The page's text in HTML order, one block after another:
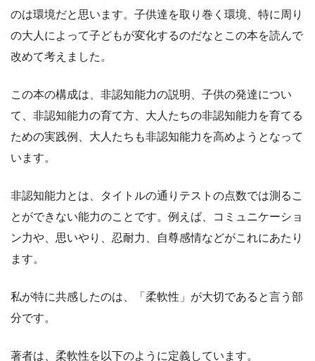
のは環境だと思います。子供達を取り巻く環境、特に周り
の大人によって子どもが変化するのだなとこの本を読んで
改めて考えました。
この本の構成は、非認知能力の説明、子供の発達につい
て、非認知能力の育て方、大人たちの非認知能力を育てる
ための実践例、大人たちも非認知能力を高めようとなって
います。
非認知能力とは、タイトルの通りテストの点数では測るこ
とができない能力のことです。例えば、コミュニケーショ
ン力や、思いやり、忍耐力、自尊感情などがこれにあたり
ます。
私が特に共感したのは、「柔軟性」が大切であると言う部
分です。
著者は、柔軟性を以下のように定義しています。